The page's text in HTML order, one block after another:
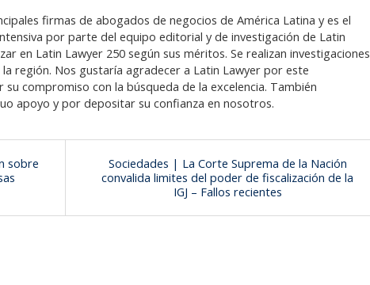
firmas de abogados de negocios de América Latina y es el
por parte del equipo editorial y de investigación de Latin
en Latin Lawyer 250 según sus méritos. Se realizan investigaciones
región. Nos gustaría agradecer a Latin Lawyer por este
compromiso con la búsqueda de la excelencia. También
apoyo y por depositar su confianza en nosotros.
sobre
Sociedades | La Corte Suprema de la Nación
convalida limites del poder de fiscalización de la
IGJ – Fallos recientes